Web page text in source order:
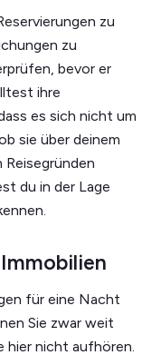
zu
zu
bevor er
ihre
es sich nicht um
sie über deinem
du in der Lage
für eine Nacht
Sie zwar weit
hier nicht aufhören.